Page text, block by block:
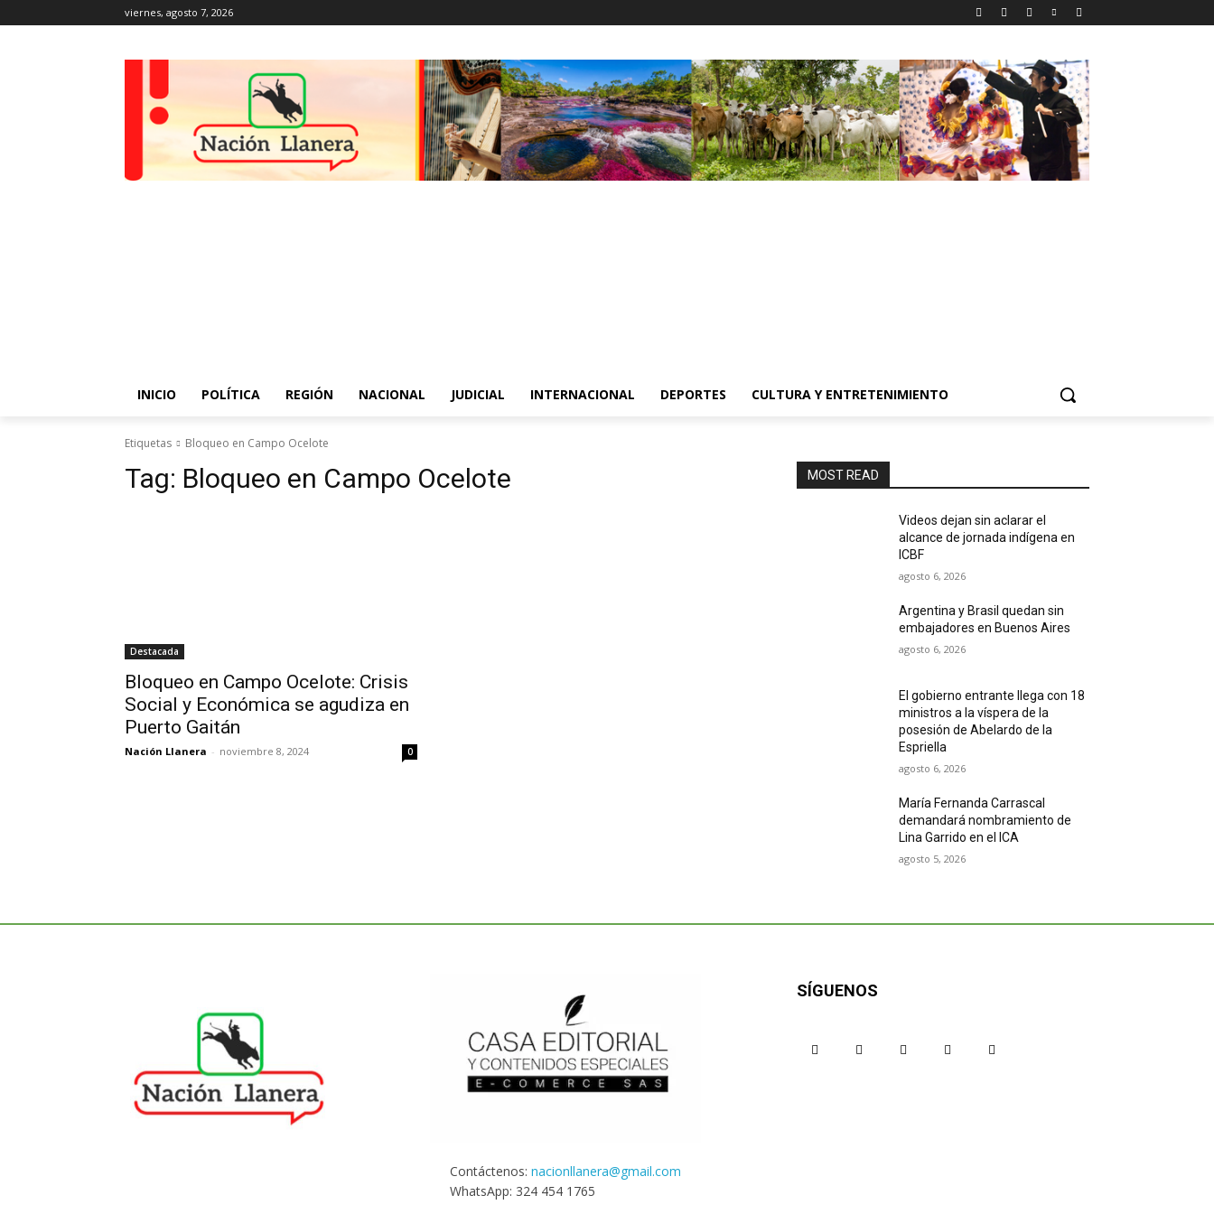
viernes, agosto 7, 2026
INICIO POLÍTICA REGIÓN NACIONAL JUDICIAL INTERNACIONAL DEPORTES CULTURA Y ENTRETENIMIENTO
Etiquetas Bloqueo en Campo Ocelote
Tag: Bloqueo en Campo Ocelote
Destacada
Bloqueo en Campo Ocelote: Crisis
Social y Económica se agudiza en
Puerto Gaitán
Nación Llanera - noviembre 8, 2024 0
MOST READ
Videos dejan sin aclarar el
alcance de jornada indígena en
ICBF
agosto 6, 2026
Argentina y Brasil quedan sin
embajadores en Buenos Aires
agosto 6, 2026
El gobierno entrante llega con 18
ministros a la víspera de la
posesión de Abelardo de la
Espriella
agosto 6, 2026
María Fernanda Carrascal
demandará nombramiento de
Lina Garrido en el ICA
agosto 5, 2026
Contáctenos: nacionllanera@gmail.com
WhatsApp: 324 454 1765
SÍGUENOS